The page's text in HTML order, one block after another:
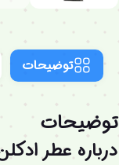
توضیحات
توضیحات
درباره عطر